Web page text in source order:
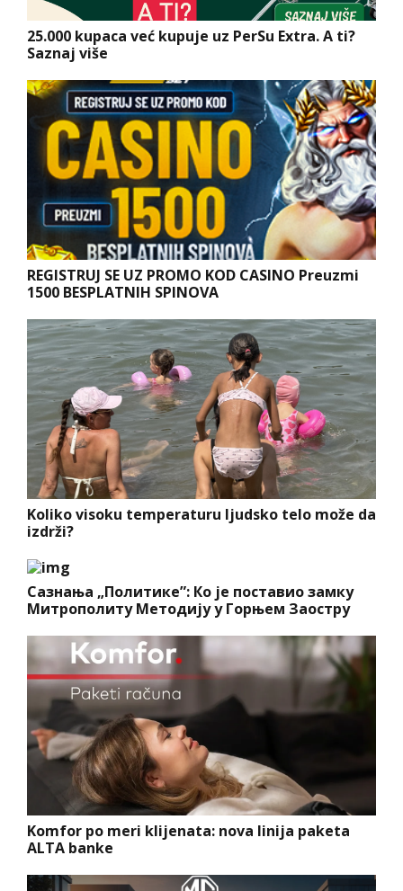
25.000 kupaca već kupuje uz PerSu Extra. A ti?
Saznaj više
REGISTRUJ SE UZ PROMO KOD CASINO Preuzmi
1500 BESPLATNIH SPINOVA
Koliko visoku temperaturu ljudsko telo može da
izdrži?
Сазнања „Политике”: Ко је поставио замку
Митрополиту Методију у Горњем Заостру
Komfor po meri klijenata: nova linija paketa
ALTA banke